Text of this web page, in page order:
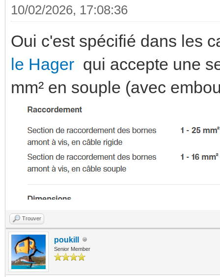
10/02/2026, 17:08:36
Oui c'est spécifié dans les
le Hager qui accepte une
mm² en souple (avec
Trouver
poukill
Senior Member